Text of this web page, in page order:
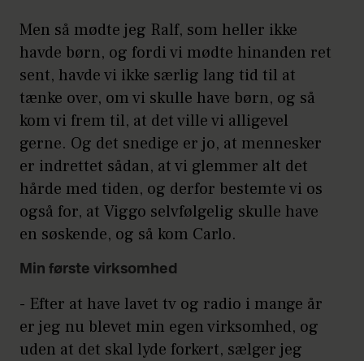
Men så mødte jeg Ralf, som heller ikke
havde børn, og fordi vi mødte hinanden ret
sent, havde vi ikke særlig lang tid til at
tænke over, om vi skulle have børn, og så
kom vi frem til, at det ville vi alligevel
gerne. Og det snedige er jo, at mennesker
er indrettet sådan, at vi glemmer alt det
hårde med tiden, og derfor bestemte vi os
også for, at Viggo selvfølgelig skulle have
en søskende, og så kom Carlo.
Min første virksomhed
- Efter at have lavet tv og radio i mange år
er jeg nu blevet min egen virksomhed, og
uden at det skal lyde forkert, sælger jeg